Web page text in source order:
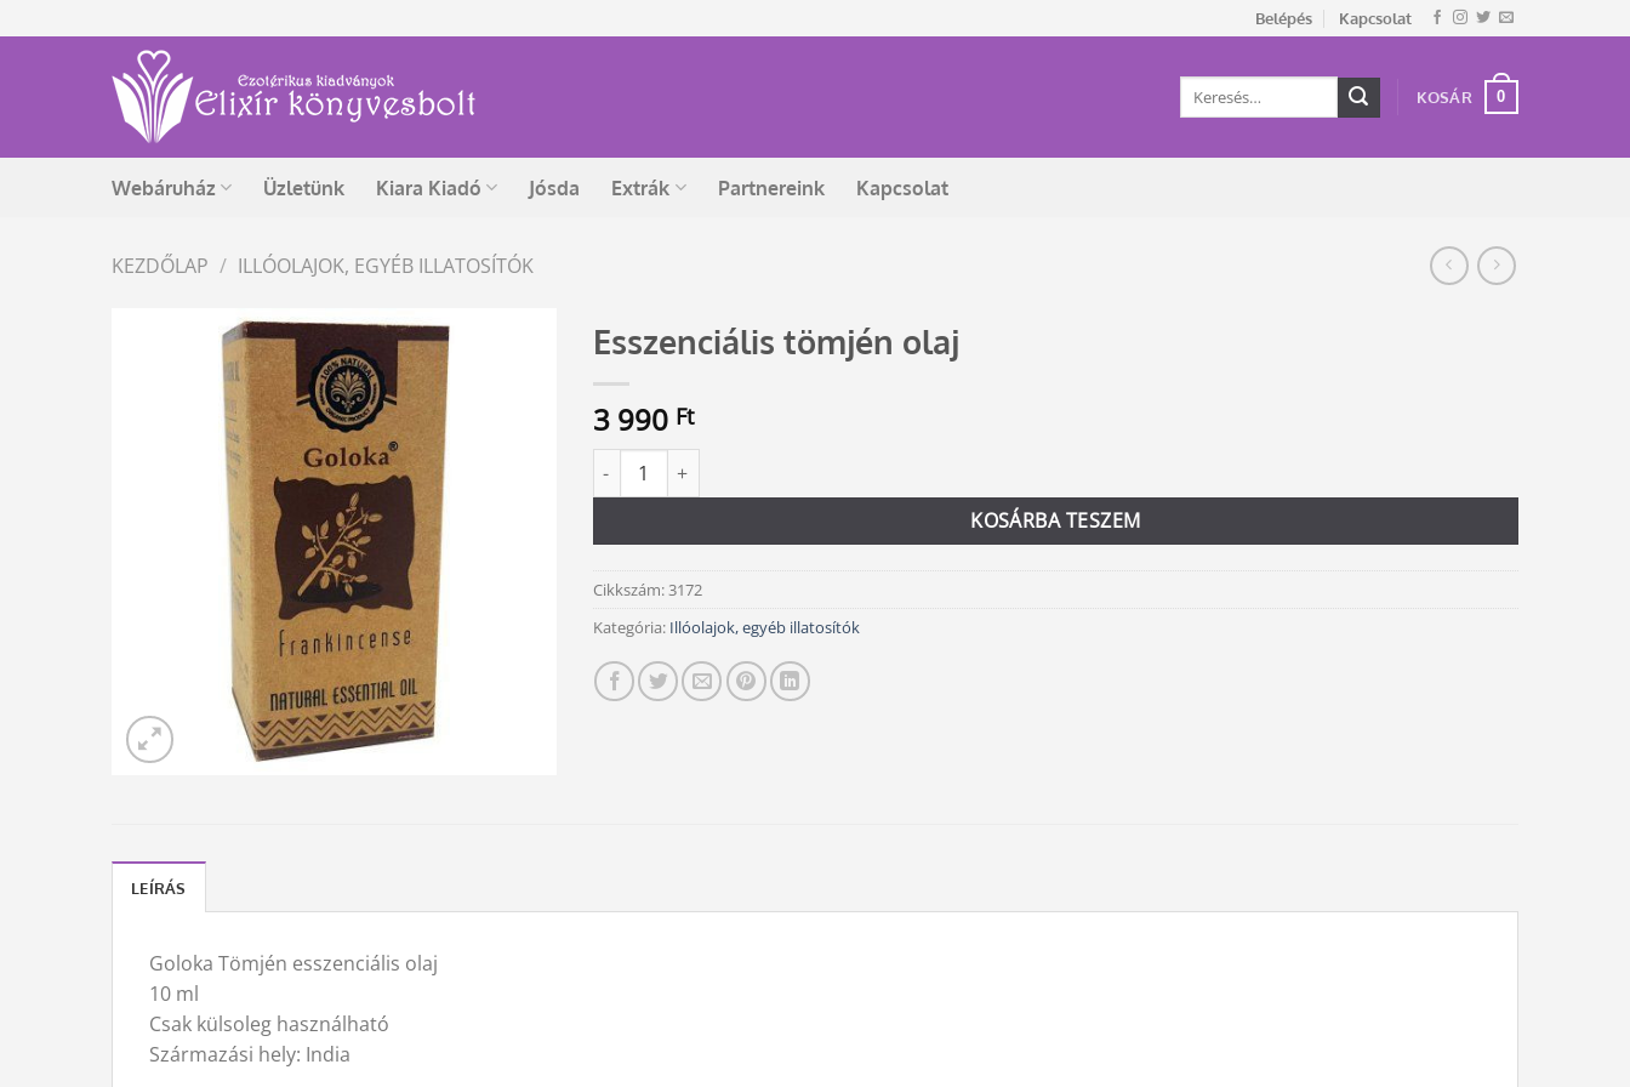
to
Belépés Kapcsolat
Keresés
KOSÁR 0
Webáruház Üzletünk Kiara Kiadó Jósda Extrák Partnereink Kapcsolat
KEZDŐLAP / ILLÓOLAJOK, EGYÉB ILLATOSÍTÓK
Esszenciális tömjén olaj
3 990 Ft
Esszenciális tömjén olaj mennyiség
KOSÁRBA TESZEM
Alternative:
Cikkszám:3172
Kategória: Illóolajok, egyéb illatosítók
LEÍRÁS
Goloka Tömjén esszenciális olaj
10 ml
Csak külsoleg használható
Származási hely: India